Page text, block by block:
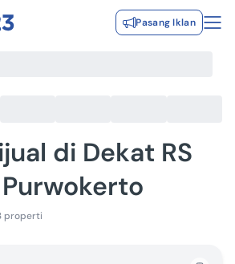
Pasang Iklan
di Dekat RS
properti